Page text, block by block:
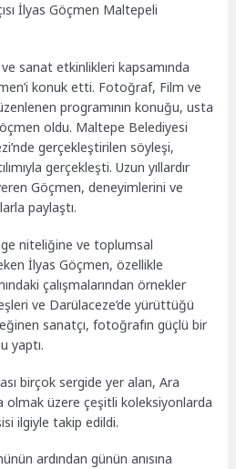
İlyas Göçmen Maltepeli
sanat etkinlikleri kapsamında
konuk etti. Fotoğraf, Film ve
programının konuğu, usta
oldu. Maltepe Belediyesi
gerçekleştirilen söyleşi,
gerçekleşti. Uzun yıllardır
Göçmen, deneyimlerini ve
paylaştı.
niteliğine ve toplumsal
İlyas Göçmen, özellikle
çalışmalarından örnekler
ve Darülaceze’de yürüttüğü
sanatçı, fotoğrafın güçlü bir
yaptı.
birçok sergide yer alan, Ara
olmak üzere çeşitli koleksiyonlarda
ilgiyle takip edildi.
ardından günün anısına